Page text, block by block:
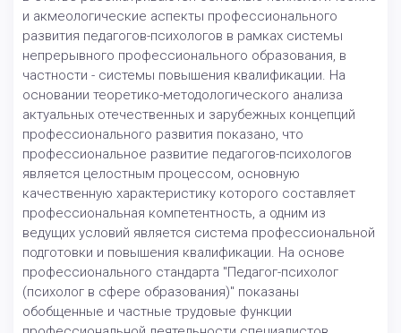
и акмеологические аспекты профессионального
развития педагогов-психологов в рамках системы
непрерывного профессионального образования, в
частности - системы повышения квалификации. На
основании теоретико-методологического анализа
актуальных отечественных и зарубежных концепций
профессионального развития показано, что
профессиональное развитие педагогов-психологов
является целостным процессом, основную
качественную характеристику которого составляет
профессиональная компетентность, а одним из
ведущих условий является система профессиональной
подготовки и повышения квалификации. На основе
профессионального стандарта "Педагог-психолог
(психолог в сфере образования)" показаны
обобщенные и частные трудовые функции